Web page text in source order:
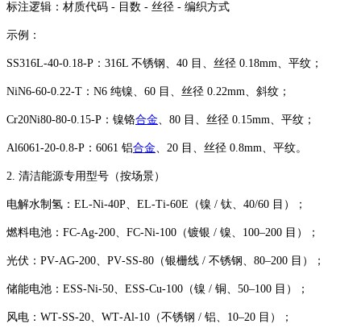
标注逻辑：材质代码 - 目数 - 丝径 - 编织方式
示例：
SS316L-40-0.18-P：316L 不锈钢、40 目、丝径 0.18mm、平纹；
NiN6-60-0.22-T：N6 纯镍、60 目、丝径 0.22mm、斜纹；
Cr20Ni80-80-0.15-P：镍铬合金、80 目、丝径 0.15mm、平纹；
Al6061-20-0.8-P：6061 铝合金、20 目、丝径 0.8mm、平纹。
2. 清洁能源专用型号（按场景）
电解水制氢：EL‑Ni‑40P、EL‑Ti‑60E（镍 / 钛、40/60 目）；
燃料电池：FC‑Ag‑200、FC‑Ni‑100（镀银 / 镍、100–200 目）；
光伏：PV‑AG‑200、PV‑SS‑80（银栅线 / 不锈钢、80–200 目）；
储能电池：ESS‑Ni‑50、ESS‑Cu‑100（镍 / 铜、50–100 目）；
风电：WT‑SS‑20、WT‑Al‑10（不锈钢 / 铝、10–20 目）；